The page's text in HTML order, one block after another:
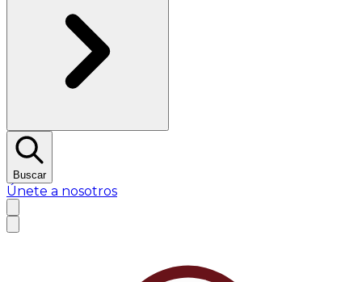
Buscar
Únete a nosotros